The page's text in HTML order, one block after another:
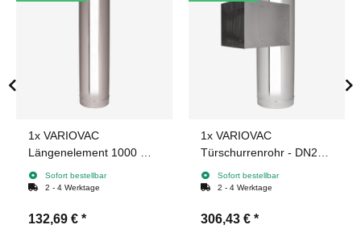
1x VARIOVAC
Längenelement 1000 mm
- DN285 mm Edelstahl
Sofort bestellbar
2 - 4 Werktage
132,69 € *
1x VARIOVAC
Türschurrenrohr - DN285
mm Edelstahl -
quadratisch
Sofort bestellbar
2 - 4 Werktage
306,43 € *